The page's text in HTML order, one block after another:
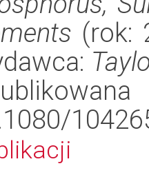
(rok: